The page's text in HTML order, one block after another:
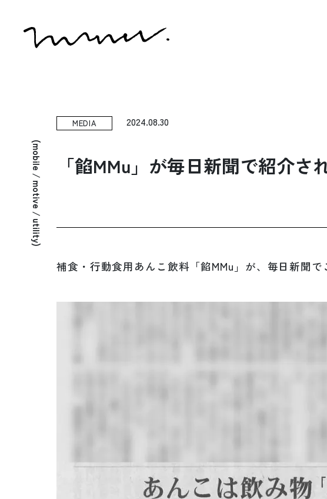
(mobile / motive / utility)
MEDIA 2024.08.30
「餡MMu」が毎日新聞で紹介さ
補食・行動食用あんこ飲料「餡MMu」が、毎日新聞